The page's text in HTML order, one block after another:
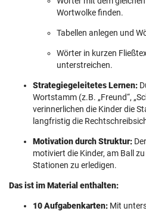
Wortwolke finden.
Tabellen anlegen und
Wörter in kurzen
unterstreichen.
Strategiegeleitetes Lernen:
Wortstamm (z.B. „Freund“,
verinnerlichen die Kinder die
langfristig die
Motivation durch Struktur:
motiviert die Kinder, am Ball
Stationen zu erledigen.
Das ist im Material enthalten:
10 Aufgabenkarten: Mit